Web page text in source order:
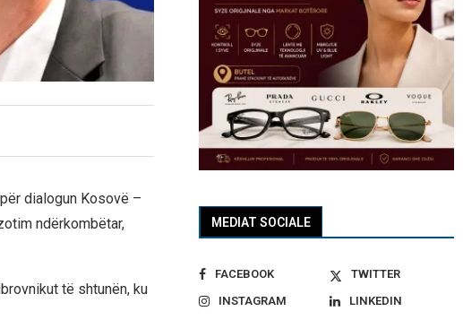
dialogun Kosovë –
ndërkombëtar,
të shtunën, ku
MEDIAT SOCIALE
FACEBOOK
TWITTER
INSTAGRAM
LINKEDIN